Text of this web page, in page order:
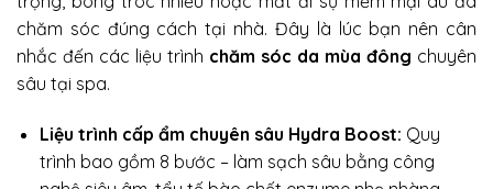
chăm sóc đúng cách tại nhà. Đây là lúc bạn nên cân
nhắc đến các liệu trình chăm sóc da mùa đông chuyên
sâu tại spa.
Liệu trình cấp ẩm chuyên sâu Hydra Boost: Quy
trình bao gồm 8 bước – làm sạch sâu bằng công